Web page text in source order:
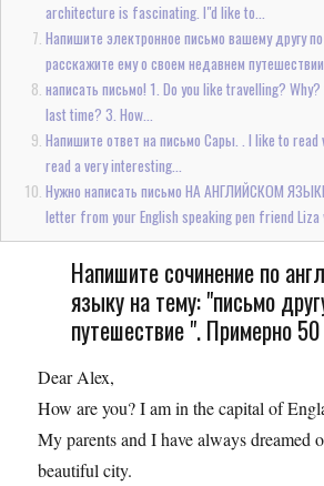
architecture is fascinating. I"d like to...
Напишите электронное письмо вашему другу
расскажите ему о своем недавнем
написать письмо! 1. Do you like travelling?
last time? 3. How...
Напишите ответ на письмо Сары. . I like to read
read a very interesting...
Нужно написать письмо НА АНГЛИЙСКОМ
letter from your English speaking pen friend Liza
Напишите сочинение по
языку на тему: "письмо
путешествие ". Примерно
Dear Alex,
How are you? I am in the capital of
My parents and I have always dreamed
beautiful city.